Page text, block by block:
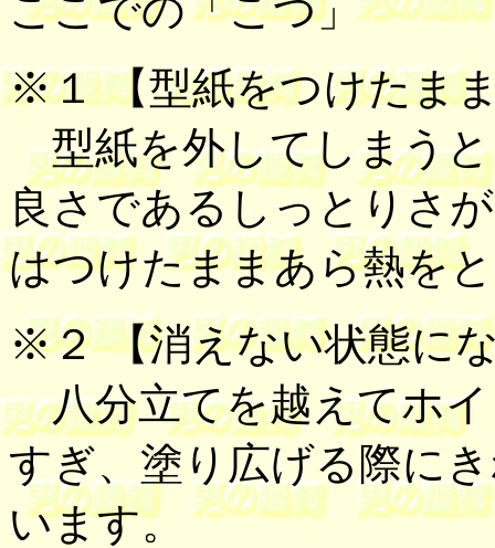
ここでの「こつ」
※１ 【型紙をつけたま
型紙を外してしまう
良さであるしっとりさ
はつけたままあら熱を
※２【消えない状態に
八分立てを越えてホイ
すぎ、塗り広げる際に
います。